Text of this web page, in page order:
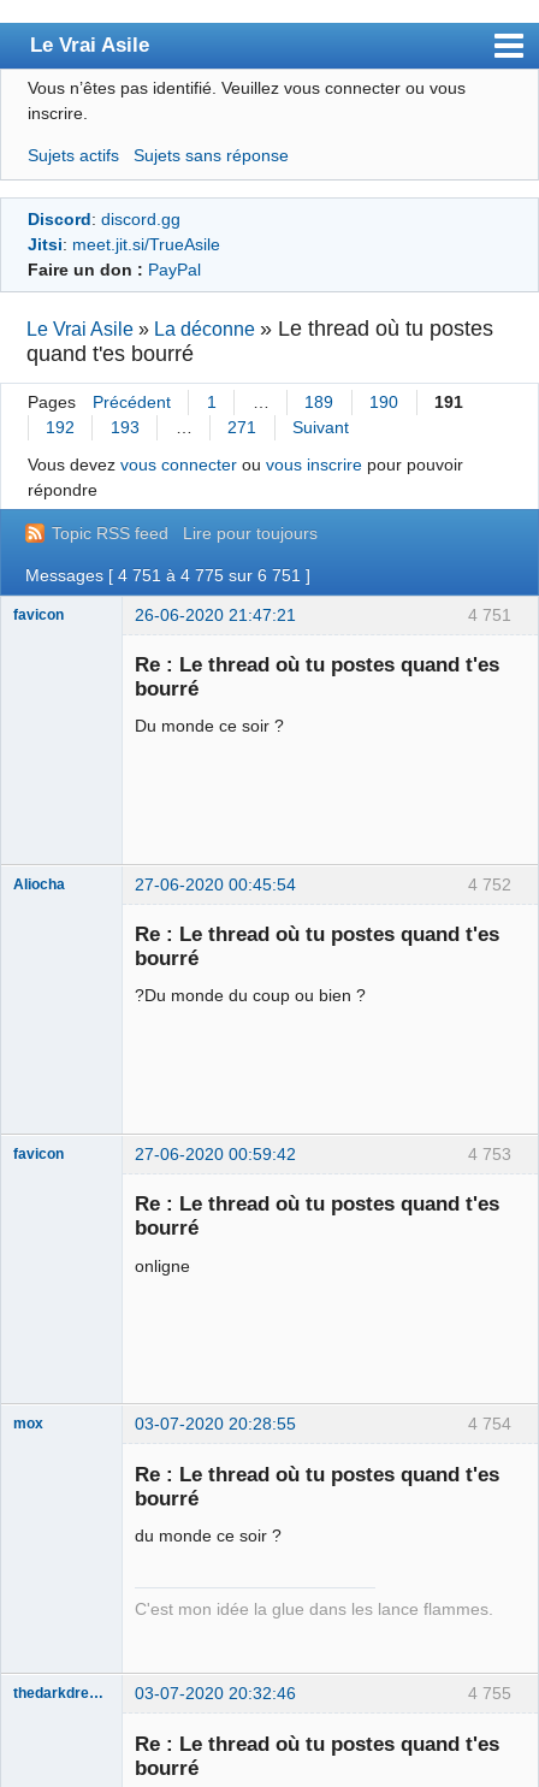
Le Vrai Asile
Accueil
Forum
Membres
Règles
S’inscrire
Connexion
Vous n’êtes pas identifié. Veuillez vous connecter ou vous
inscrire.
Sujets actifs Sujets sans réponse
Discord: discord.gg
Jitsi: meet.jit.si/TrueAsile
Faire un don : PayPal
Le Vrai Asile » La déconne » Le thread où tu postes
quand t'es bourré
Pages Précédent 1 … 189 190
191
192
193 … 271
Suivant
Vous devez vous connecterou vous inscrirepour pouvoir
répondre
Topic RSS feed Lire pour toujours
Messages [ 4 751 à 4 775 sur 6 751 ]
4 751
favicon 26-06-2020 21:47:21
Re : Le thread où tu postes quand t'es
bourré
Du monde ce soir ?
4 752
Aliocha 27-06-2020 00:45:54
Re : Le thread où tu postes quand t'es
bourré
?Du monde du coup ou bien ?
4 753
favicon 27-06-2020 00:59:42
Re : Le thread où tu postes quand t'es
bourré
onligne
4 754
mox 03-07-2020 20:28:55
Re : Le thread où tu postes quand t'es
bourré
du monde ce soir ?
C'est mon idée la glue dans les lance flammes.
4 755
thedarkdreamer 03-07-2020 20:32:46
Re : Le thread où tu postes quand t'es
bourré